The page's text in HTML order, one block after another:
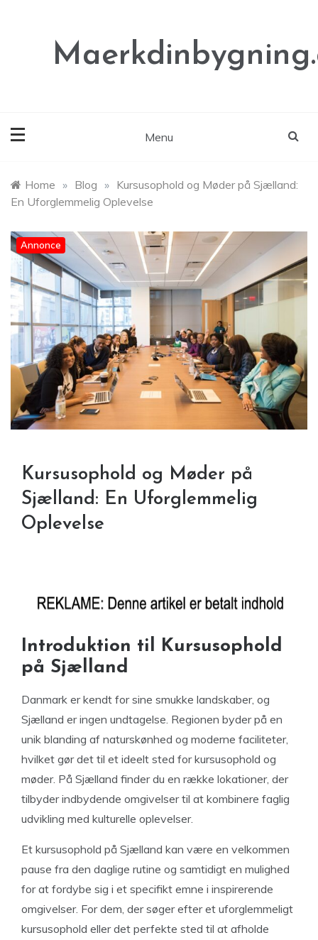
Menu
Home » Blog » Kursusophold og Møder på Sjælland:
En Uforglemmelig Oplevelse
Annonce
Kursusophold og Møder på
Sjælland: En Uforglemmelig
Oplevelse
Introduktion til Kursusophold
på Sjælland
Danmark er kendt for sine smukke landskaber, og
Sjælland er ingen undtagelse. Regionen byder på en
unik blanding af naturskønhed og moderne faciliteter,
hvilket gør det til et ideelt sted for kursusophold og
møder. På Sjælland finder du en række lokationer, der
tilbyder indbydende omgivelser til at kombinere faglig
udvikling med kulturelle oplevelser.
Et kursusophold på Sjælland kan være en velkommen
pause fra den daglige rutine og samtidigt en mulighed
for at fordybe sig i et specifikt emne i inspirerende
omgivelser. For dem, der søger efter et uforglemmeligt
kursusophold eller det perfekte sted til at afholde